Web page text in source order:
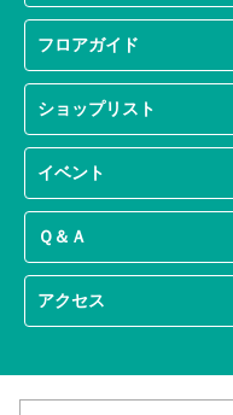
フロアガイド
ショップリスト
イベント
Ｑ＆Ａ
アクセス